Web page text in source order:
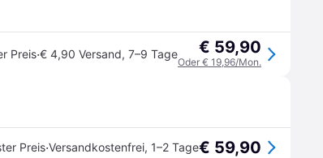
Preis·€ 4,90 Versand, 7–9 Tage € 59,90
Oder € 19,96/Mon.
Preis·Versandkostenfrei, 1–2 Tage€ 59,90